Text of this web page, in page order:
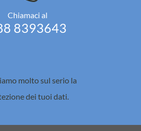
Chiamaci al
8393643
molto sul serio la
dei tuoi dati.